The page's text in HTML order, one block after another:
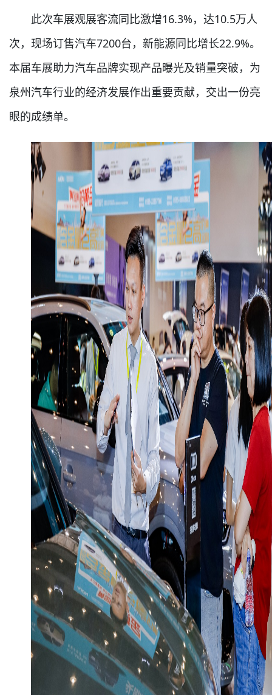
此次车展观展客流同比激增16.3%，达10.5万人
次，现场订售汽车7200台，新能源同比增长22.9%。
本届车展助力汽车品牌实现产品曝光及销量突破，为
泉州汽车行业的经济发展作出重要贡献，交出一份亮
眼的成绩单。